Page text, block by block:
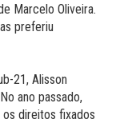
Marcelo Oliveira.
preferiu
21, Alisson
ano passado,
direitos fixados